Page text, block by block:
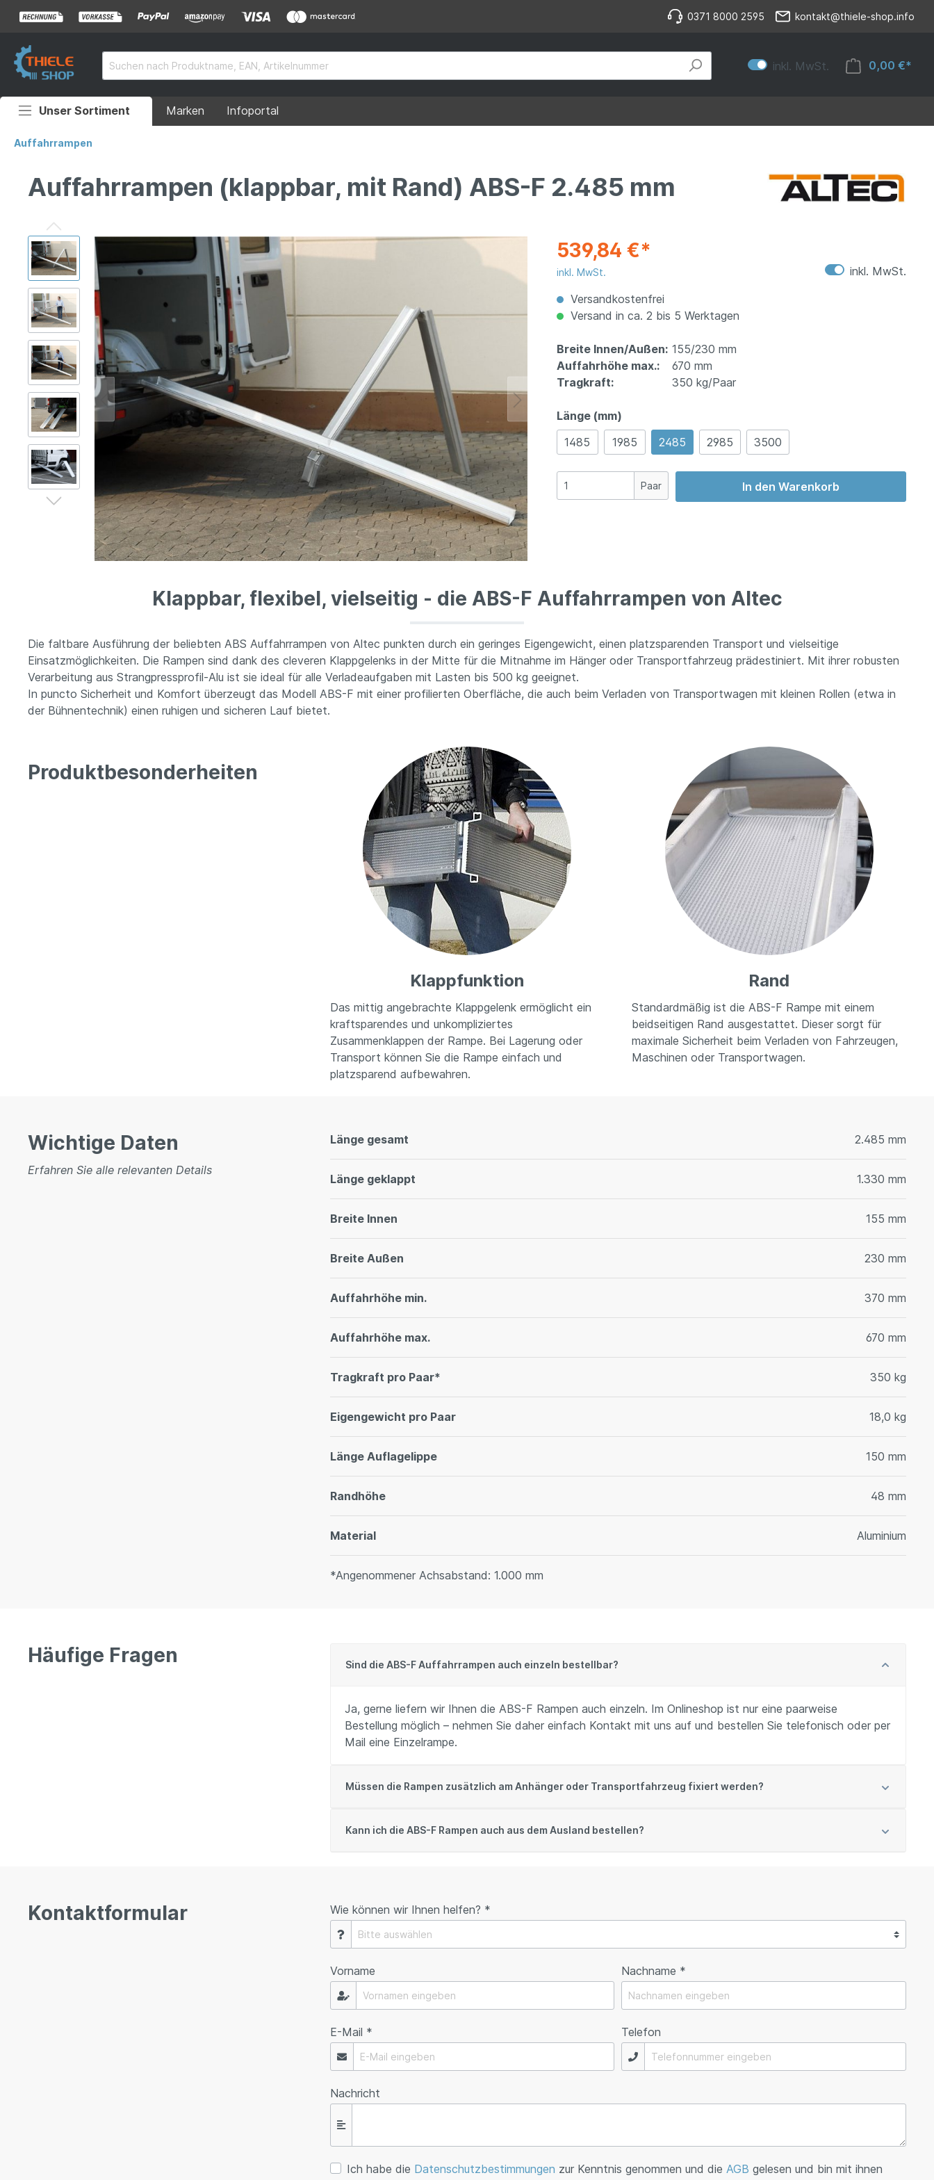
0371 8000 2595 kontakt@thiele-shop.info
inkl. MwSt. 0,00 €*
Unser Sortiment Marken Infoportal
Auffahrrampen
Rollstuhlrampen
Grubenabdeckungen
Absperrtechnik
Gerüsttechnik
Leitern
Lagertechnik
Hubgeräte
Lkw-Enteisung
Zubehör
Auffahrrampen
Auffahrrampen (klappbar, mit Rand) ABS-F 2.485 mm
539,84 €*
inkl. MwSt.
inkl. MwSt.
Versandkostenfrei
Versand in ca. 2 bis 5 Werktagen
Breite Innen/Außen: 155/230 mm
Auffahrhöhe max.:
670 mm
Tragkraft:
350 kg/Paar
Länge (mm)
1485
1985 2485 2985 3500
Paar In den Warenkorb
Klappbar, flexibel, vielseitig - die ABS-F Auffahrrampen von Altec
Die faltbare Ausführung der beliebten ABS Auffahrrampen von Altec punkten durch ein geringes Eigengewicht, einen platzsparenden Transport und vielseitige
Einsatzmöglichkeiten. Die Rampen sind dank des cleveren Klappgelenks in der Mitte für die Mitnahme im Hänger oder Transportfahrzeug prädestiniert. Mit ihrer robusten
Verarbeitung aus Strangpressprofil-Alu ist sie ideal für alle Verladeaufgaben mit Lasten bis 500 kg geeignet.
In puncto Sicherheit und Komfort überzeugt das Modell ABS-F mit einer profilierten Oberfläche, die auch beim Verladen von Transportwagen mit kleinen Rollen (etwa in
der Bühnentechnik) einen ruhigen und sicheren Lauf bietet.
Produktbesonderheiten
Klappfunktion
Das mittig angebrachte Klappgelenk ermöglicht ein
kraftsparendes und unkompliziertes
Zusammenklappen der Rampe. Bei Lagerung oder
Transport können Sie die Rampe einfach und
platzsparend aufbewahren.
Rand
Standardmäßig ist die ABS-F Rampe mit einem
beidseitigen Rand ausgestattet. Dieser sorgt für
maximale Sicherheit beim Verladen von Fahrzeugen,
Maschinen oder Transportwagen.
Wichtige Daten
Erfahren Sie alle relevanten Details
Länge gesamt 2.485 mm
Länge geklappt 1.330 mm
Breite Innen 155 mm
Breite Außen 230 mm
Auffahrhöhe min. 370 mm
Auffahrhöhe max. 670 mm
Tragkraft pro Paar* 350 kg
Eigengewicht pro Paar 18,0 kg
Länge Auflagelippe 150 mm
Randhöhe 48 mm
Material Aluminium
*Angenommener Achsabstand: 1.000 mm
Häufige Fragen Sind die ABS-F Auffahrrampen auch einzeln bestellbar?
Ja, gerne liefern wir Ihnen die ABS-F Rampen auch einzeln. Im Onlineshop ist nur eine paarweise
Bestellung möglich – nehmen Sie daher einfach Kontakt mit uns auf und bestellen Sie telefonisch oder per
Mail eine Einzelrampe.
Müssen die Rampen zusätzlich am Anhänger oder Transportfahrzeug fixiert werden?
Kann ich die ABS-F Rampen auch aus dem Ausland bestellen?
Kontaktformular Wie können wir Ihnen helfen? *
Vorname Nachname *
E-Mail * Telefon
Nachricht
Ich habe die Datenschutzbestimmungen zur Kenntnis genommen und die AGB gelesen und bin mit ihnen